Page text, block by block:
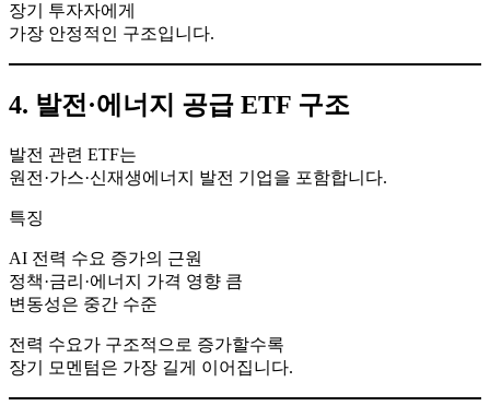
장기 투자자에게
가장 안정적인 구조입니다.
4. 발전·에너지 공급 ETF 구조
발전 관련 ETF는
원전·가스·신재생에너지 발전 기업을 포함합니다.
특징
AI 전력 수요 증가의 근원
정책·금리·에너지 가격 영향 큼
변동성은 중간 수준
전력 수요가 구조적으로 증가할수록
장기 모멘텀은 가장 길게 이어집니다.